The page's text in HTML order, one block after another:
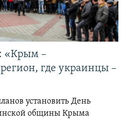
«Крым –
где украинцы –
установить День
общины Крыма